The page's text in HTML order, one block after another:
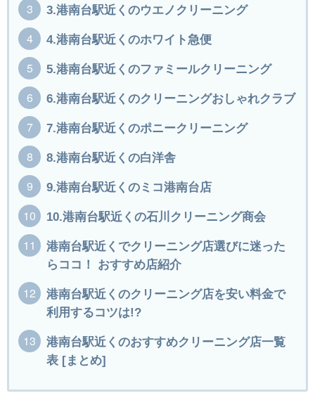
3.港南台駅近くのウエノクリーニング
4.港南台駅近くのホワイト急便
5.港南台駅近くのファミールクリーニング
6.港南台駅近くのクリーニングおしゃれクラブ
7.港南台駅近くのポニークリーニング
8.港南台駅近くの白洋舎
9.港南台駅近くのミコ港南台店
10.港南台駅近くの石川クリーニング商会
港南台駅近くでクリーニング店選びに迷った
らココ！ おすすめ店紹介
港南台駅近くのクリーニング店を安い料金で
利用するコツは!?
港南台駅近くのおすすめクリーニング店一覧
表 [まとめ]